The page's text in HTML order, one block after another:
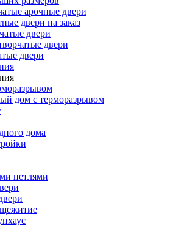
арочные двери
двери на заказ
двери
двери
двери
дом с терморазрывом
дома
петлями